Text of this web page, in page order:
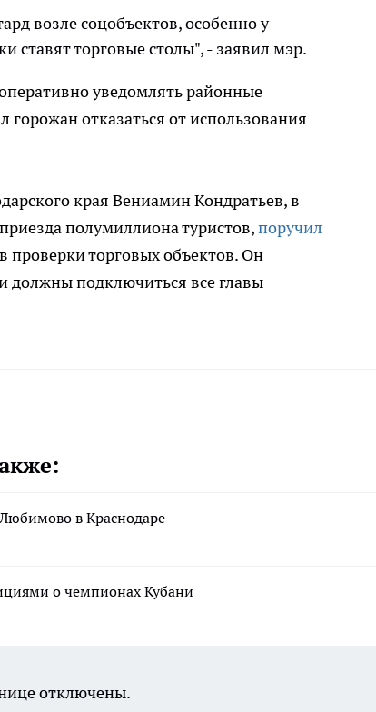
возле соцобъектов, особенно у
ставят торговые столы", - заявил мэр.
уведомлять районные
отказаться от использования
края Вениамин Кондратьев, в
полумиллиона туристов,поручил
проверки торговых объектов. Он
должны подключиться все главы
в Краснодаре
о чемпионах Кубани
отключены.